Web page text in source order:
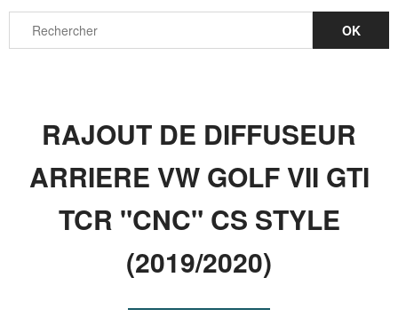
RAJOUT DE DIFFUSEUR
ARRIERE VW GOLF VII GTI
TCR "CNC" CS STYLE
(2019/2020)